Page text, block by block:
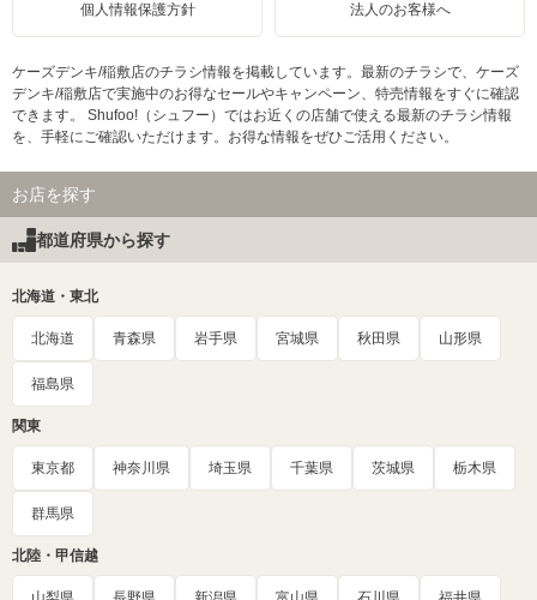
個人情報保護方針 法人のお客様へ
ケーズデンキ/稲敷店のチラシ情報を掲載しています。最新のチラシで、ケーズ
デンキ/稲敷店で実施中のお得なセールやキャンペーン、特売情報をすぐに確認
できます。 Shufoo!（シュフー）ではお近くの店舗で使える最新のチラシ情報
を、手軽にご確認いただけます。お得な情報をぜひご活用ください。
お店を探す
都道府県から探す
北海道・東北
北海道 青森県 岩手県 宮城県 秋田県 山形県
福島県
関東
東京都 神奈川県 埼玉県 千葉県 茨城県 栃木県
群馬県
北陸・甲信越